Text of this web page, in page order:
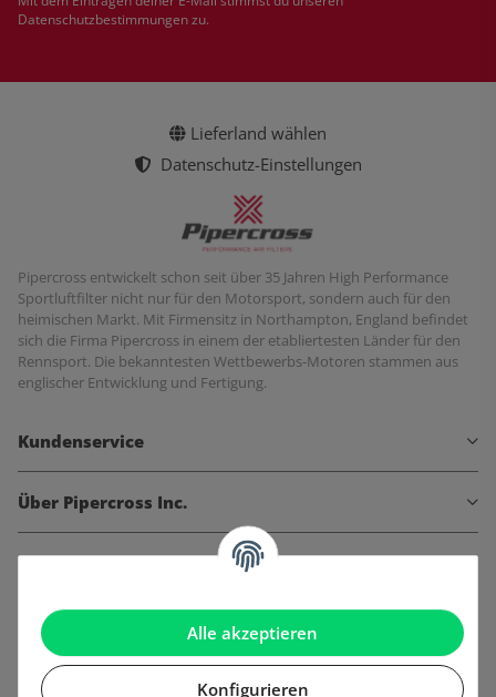
Alle akzeptieren
Konfigurieren
Datenschutzbestimmungenzu.
Lieferland wählen
Datenschutz-Einstellungen
Pipercross entwickelt schon seit über 35 Jahren High Performance
Sportluftfilter nicht nur für den Motorsport, sondern auch für den
heimischen Markt. Mit Firmensitz in Northampton, England befindet
sich die Firma Pipercross in einem der etabliertesten Länder für den
Rennsport. Die bekanntesten Wettbewerbs-Motoren stammen aus
englischer Entwicklung und Fertigung.
Kundenservice
Über Pipercross Inc.
Informationen
Gesetzliche Informationen